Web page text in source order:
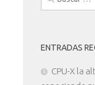
ENTRADAS
CPU-X la